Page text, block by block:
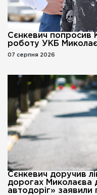
Сєнкевич попросив
роботу УКБ
07 серпня 2026
Сєнкевич доручив
дорогах Миколаєва
автодоріг» заявили